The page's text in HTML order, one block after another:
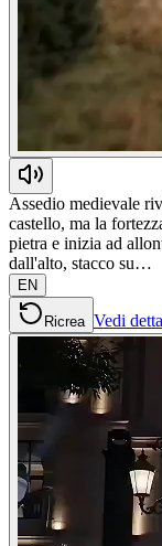
Assedio medievale
castello, ma la
pietra e inizia ad
dall'alto, stacco su…
EN
Ricrea Vedi